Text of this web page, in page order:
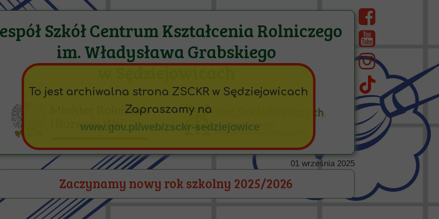
To jest archiwalna strona ZSCKR w Sędziejowicach
Zapraszamy na
www.gov.pl/web/zsckr-sedziejowice
Szkół Centrum Kształcenia Rolniczego
im. Władysława Grabskiego
w Sędziejowicach
01 września 2025
Zaczynamy nowy rok szkolny 2025/2026